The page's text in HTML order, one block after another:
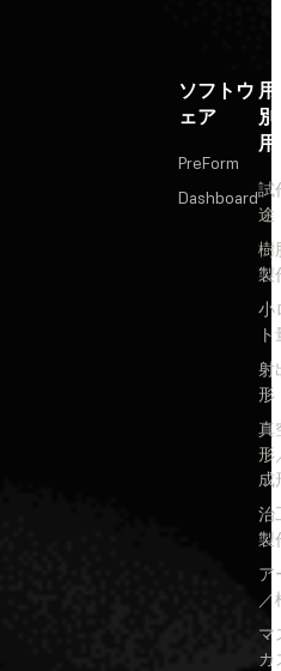
ソフトウ
ェア
PreForm
Dashboard試
途
樹
製
小
射
形
真
形
成
治
製
ア
／
マ
カ